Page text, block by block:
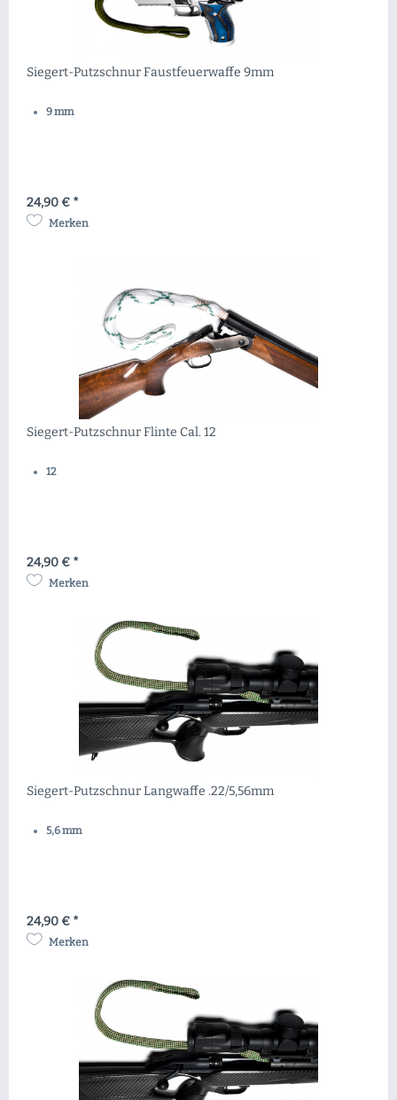
Siegert-Putzschnur Faustfeuerwaffe 9mm
9 mm
24,90 € *
Merken
Siegert-Putzschnur Flinte Cal. 12
12
24,90 € *
Merken
Siegert-Putzschnur Langwaffe .22/5,56mm
5,6 mm
24,90 € *
Merken